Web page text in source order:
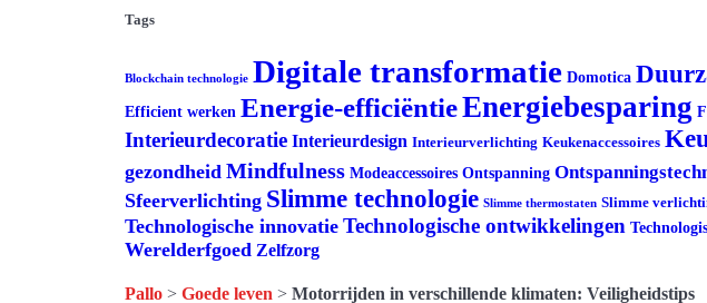
Tags
Blockchain technologie Digitale transformatie Domotica
Efficient werken Energie-efficiëntieEnergiebesparing
Interieurdecoratie Interieurdesign Interieurverlichting Keukenaccessoires
gezondheid Mindfulness Modeaccessoires Ontspanning
Sfeerverlichting Slimme technologie Slimme thermostaten Slimme
Technologische innovatie Technologische ontwikkelingen
Werelderfgoed Zelfzorg
Pallo > Goede leven > Motorrijden in verschillende klimaten: Veiligheidstips